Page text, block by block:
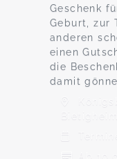
Geschenk
Geburt, zur
anderen
einen
die
damit
Ab